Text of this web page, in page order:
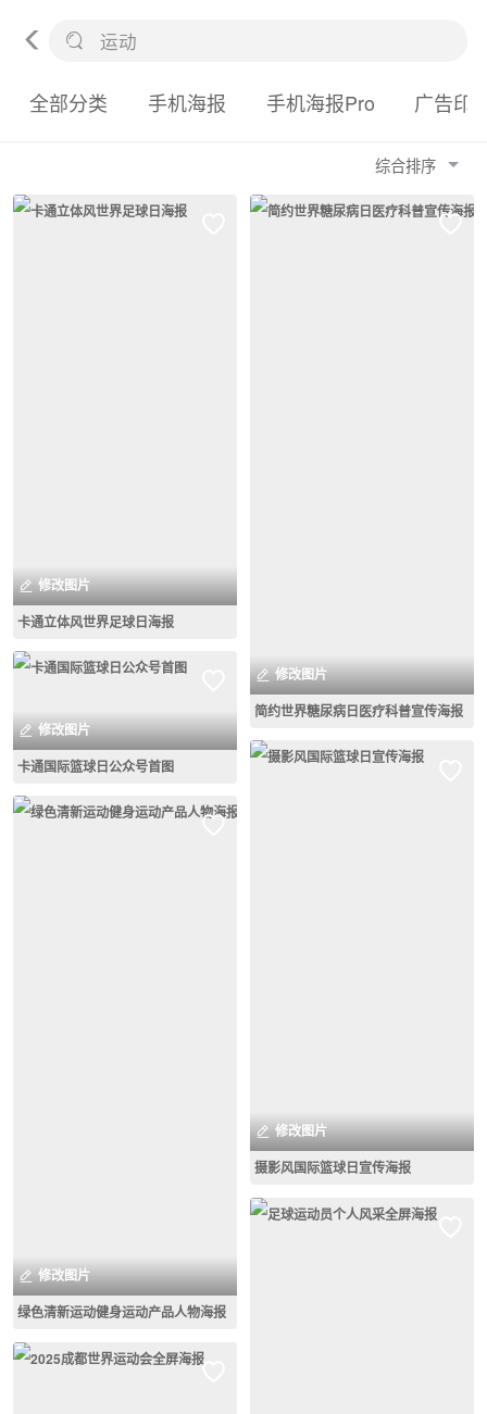
全部分类 手机海报 手机海报Pro 广告印
综合排序
修改图片
卡通立体风世界足球日海报
修改图片
卡通国际篮球日公众号首图
修改图片
绿色清新运动健身运动产品人物海报
修改图片
简约世界糖尿病日医疗科普宣传海报
修改图片
摄影风国际篮球日宣传海报